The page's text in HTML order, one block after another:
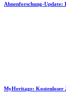
Ahnenforschung-Update:
MyHeritage: Kostenloser